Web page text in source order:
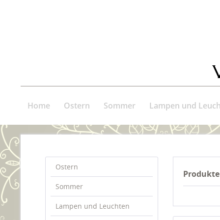
Home Ostern Sommer Lampen und
Ostern
Sommer
Lampen und Leuchten
Produkte